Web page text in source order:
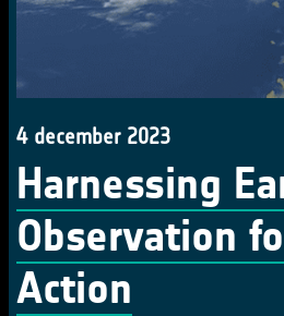
4 december 2023
Harnessing
Observation
Action